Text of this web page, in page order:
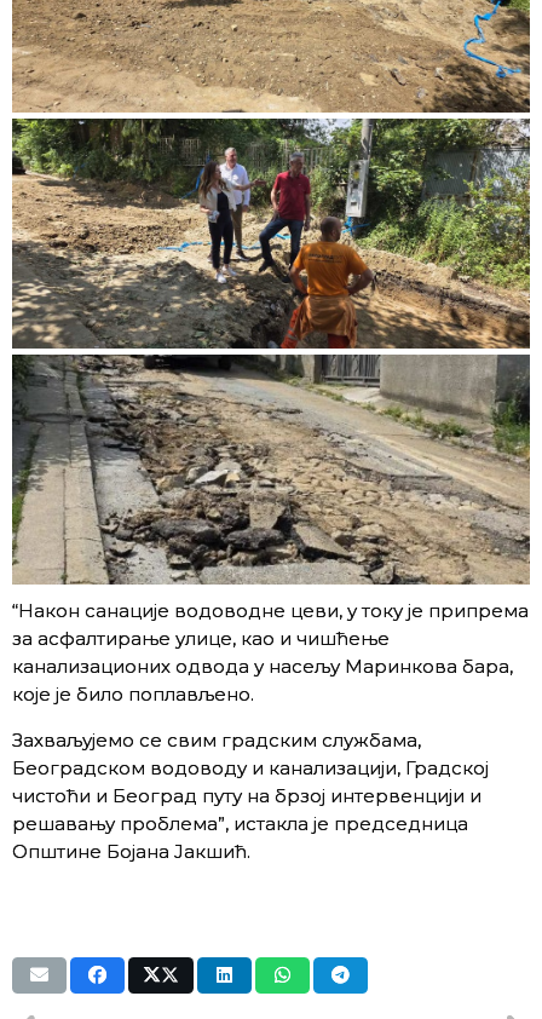
“Након санације водоводне цеви, у току је припрема
за асфалтирање улице, као и чишћење
канализационих одвода у насељу Маринкова бара,
које је било поплављено.
Захваљујемо се свим градским службама,
Београдском водоводу и канализацији, Градској
чистоћи и Београд путу на брзој интервенцији и
решавању проблемa”, истакла је председница
Oпштине Бојана Јакшић.